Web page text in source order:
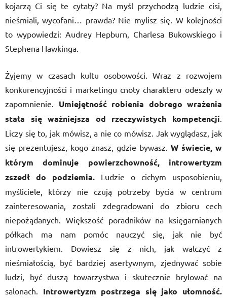
kojarzą Ci się te cytaty? Na myśl przychodzą ludzie cisi,
nieśmiali, wycofani… prawda? Nie mylisz się. W kolejności
to wypowiedzi: Audrey Hepburn, Charlesa Bukowskiego i
Stephena Hawkinga.
Żyjemy w czasach kultu osobowości. Wraz z rozwojem
konkurencyjności i marketingu cnoty charakteru odeszły w
zapomnienie. Umiejętność robienia dobrego wrażenia
stała się ważniejsza od rzeczywistych kompetencji.
Liczy się to, jak mówisz, a nie co mówisz. Jak wyglądasz, jak
się prezentujesz, kogo znasz, gdzie bywasz. W świecie, w
którym dominuje powierzchowność, introwertyzm
zszedł do podziemia. Ludzie o cichym usposobieniu,
myśliciele, którzy nie czują potrzeby bycia w centrum
zainteresowania, zostali zdegradowani do zbioru cech
niepożądanych. Większość poradników na księgarnianych
półkach ma nam pomóc nauczyć się, jak nie być
introwertykiem. Dowiesz się z nich, jak walczyć z
nieśmiałością, być bardziej asertywnym, zjednywać sobie
ludzi, być duszą towarzystwa i skutecznie brylować na
salonach. Introwertyzm postrzega się jako ułomność.